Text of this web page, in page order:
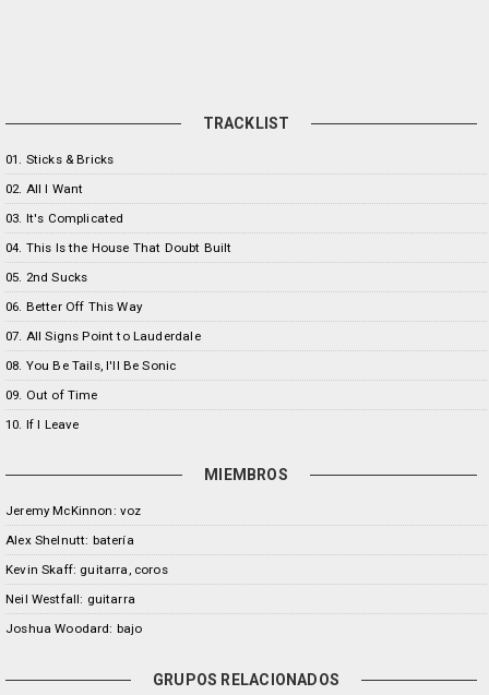
TRACKLIST
01. Sticks & Bricks
02. All I Want
03. It's Complicated
04. This Is the House That Doubt Built
05. 2nd Sucks
06. Better Off This Way
07. All Signs Point to Lauderdale
08. You Be Tails, I'll Be Sonic
09. Out of Time
10. If I Leave
MIEMBROS
Jeremy McKinnon: voz
Alex Shelnutt: batería
Kevin Skaff: guitarra, coros
Neil Westfall: guitarra
Joshua Woodard: bajo
GRUPOS RELACIONADOS